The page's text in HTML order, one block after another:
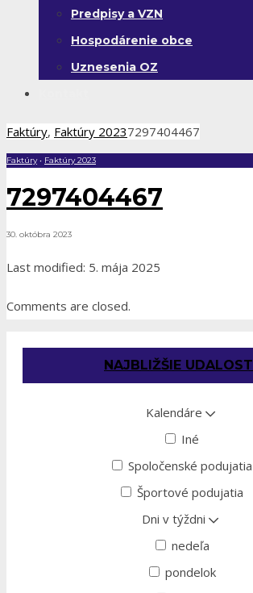
Predpisy a VZN
Hospodárenie obce
Uznesenia OZ
Faktúry, Faktúry 20237297404467
Faktúry• Faktúry 2023
7297404467
30. októbra 2023
Last modified: 5. mája 2025
Comments are closed.
NAJBLIŽŠIE UDALOSTI
Kalendáre
Iné
Spoločenské podujatia
Športové podujatia
Dni v týždni
nedeľa
pondelok